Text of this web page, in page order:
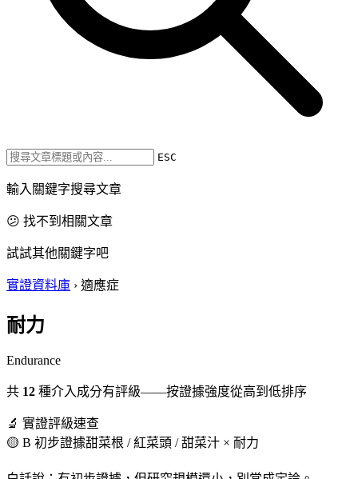
ESC
輸入關鍵字搜尋文章
😕 找不到相關文章
試試其他關鍵字吧
實證資料庫 › 適應症
耐力
Endurance
共 12 種介入成分有評級——按證據強度從高到低排序
🔬 實證評級速查
🟡 B 初步證據甜菜根 / 紅菜頭 / 甜菜汁 × 耐力